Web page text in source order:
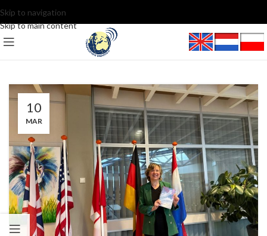
Skip to navigation
Skip to main content
10
MAR